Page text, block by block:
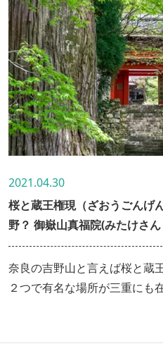
2021.04.30
桜と蔵王権現（ざおうごんげ
野？ 御嶽山真福院(みたけさ
奈良の吉野山と言えば桜と蔵
２つで有名な場所が三重にも
院というお寺にも蔵王権現も